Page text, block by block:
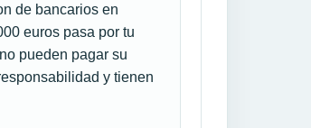
de bancarios en
euros pasa por tu
pueden pagar su
y tienen